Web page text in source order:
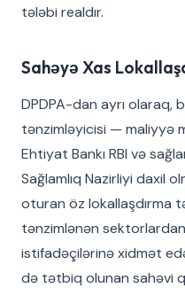
tələbi realdır.
Sahəyə Xas
DPDPA-dan ayrı olaraq,
tənzimləyicisi — maliyyə
Ehtiyat Bankı RBI və
Sağlamlıq Nazirliyi daxil
oturan öz lokallaşdırma
tənzimlənən
istifadəçilərinə xidmət
də tətbiq olunan sahəvi